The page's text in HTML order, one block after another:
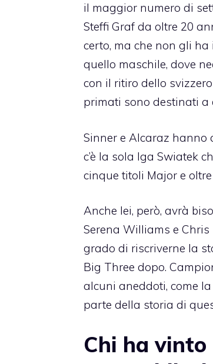
il maggior numero di
Steffi Graf da oltre 20
certo, ma che non gli
quello maschile, dove
con il ritiro dello
primati sono destinati a
Sinner e Alcaraz hanno
c’è la sola Iga Swiatek
cinque titoli Major e
Anche lei, però, avrà
Serena Williams e
grado di riscriverne la
Big Three dopo.
alcuni aneddoti, come la
parte della storia di
Chi ha